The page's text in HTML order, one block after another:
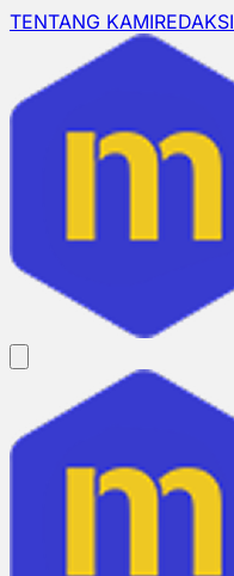
TENTANG KAMIREDAKSI